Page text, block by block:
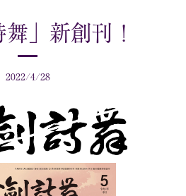
」新創刊！
2022/4/28